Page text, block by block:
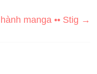
manga •• Stig →